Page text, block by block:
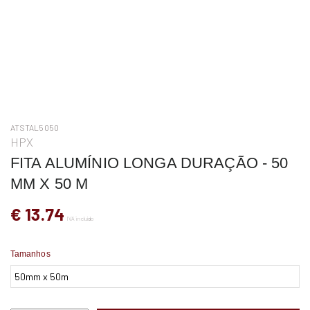
ATSTAL5050
HPX
FITA ALUMÍNIO LONGA DURAÇÃO - 50
MM X 50 M
€ 13.74 IVA incluído
Tamanhos